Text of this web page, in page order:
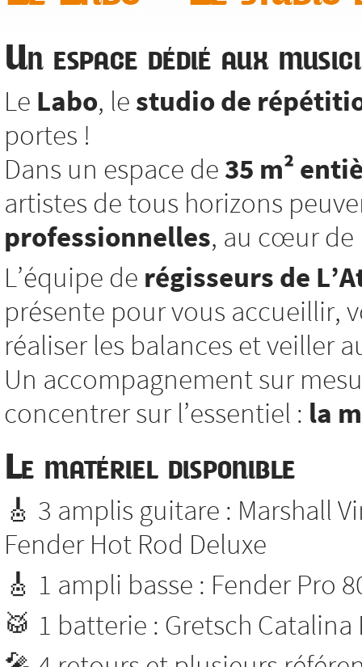
Un espace dédié aux
Le Labo, le studio de
portes !
Dans un espace de 35 m²
artistes de tous horizons
professionnelles, au cœur de
L’équipe de régisseurs de
présente pour vous accueillir,
réaliser les balances et veiller
Un accompagnement sur
concentrer sur l’essentiel : la
Le matériel disponible
🎸 3 amplis guitare : Marshall
Fender Hot Rod Deluxe
🎸 1 ampli basse : Fender Pro
🥁 1 batterie : Gretsch Catalina